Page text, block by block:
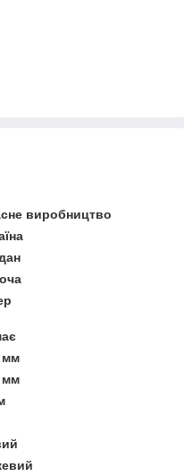
виробництво
мм
мм